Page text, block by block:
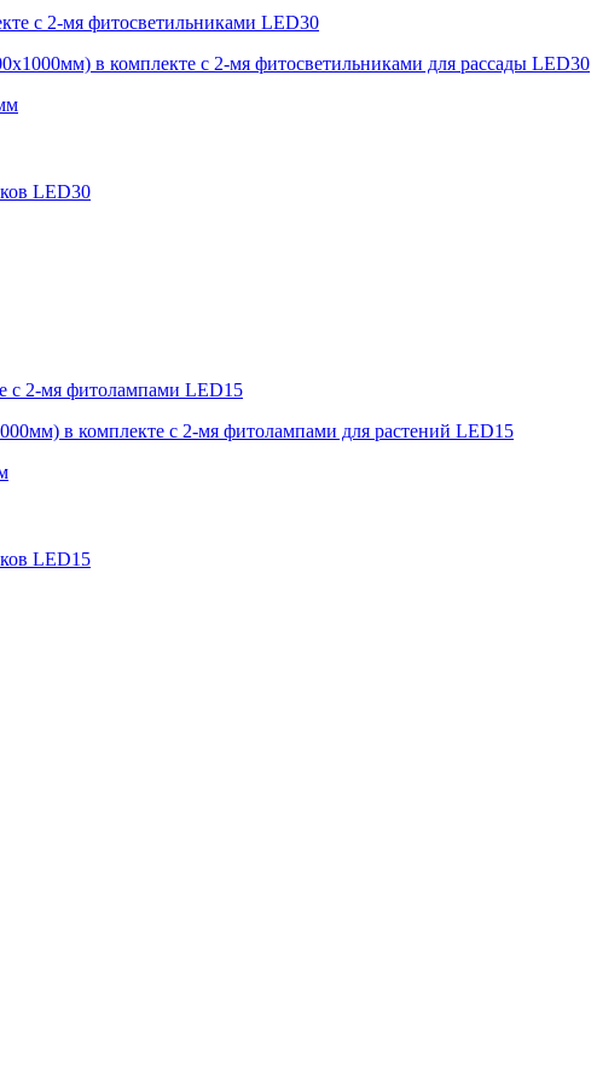
с 2-мя фитосветильниками LED30
в комплекте с 2-мя фитосветильниками для рассады LED30
LED30
с 2-мя фитолампами LED15
в комплекте с 2-мя фитолампами для растений LED15
LED15